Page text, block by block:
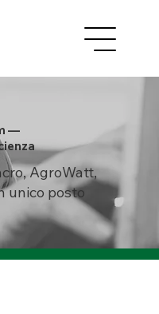
—
AgroWatt,
unico posto